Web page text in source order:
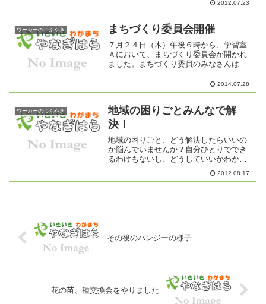
てきかせていたそうです。ある日郵便受
2012.07.23
ワーカーのつぶやき まちづくり委員会開催
７月２４日（木）午後６時から、学習室
Ａにおいて、まちづくり委員会が開かれ
ました。まちづくり委員のみなさんは、
の夕食を作ってからかけつける人、それ
ぞれ多忙な合間をぬって会議に出席して
2014.07.28
ワーカーのつぶやき
地域の困りごとみんなで解
決！
地域の困りごと、どう解決したらいいの
か悩んでいませんか？自分ひとりででき
るわけもないし、どうしていいかわから
ないし・・・・・。だとしたら！ その
困りごとを解決するため、みんなで支え
2012.08.17
その後のパンジーの様子
花の苗、種交換会をやりました